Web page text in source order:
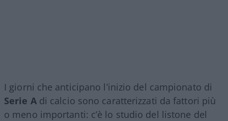
I giorni che anticipano l’inizio del campionato di
Serie Adi calcio sono caratterizzati da fattori più
o meno importanti: c’è lo studio del listone del